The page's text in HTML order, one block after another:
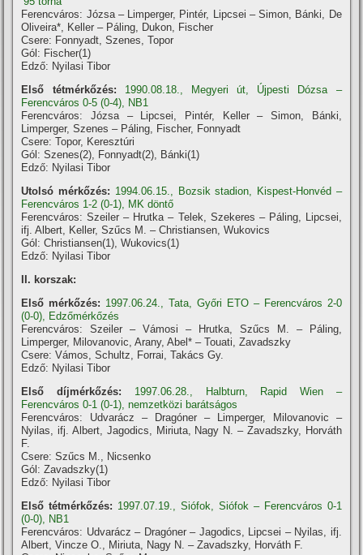
Ferencváros: Józsa – Limperger, Pintér, Lipcsei – Simon, Bánki, De
Oliveira*, Keller – Páling, Dukon, Fischer
Csere: Fonnyadt, Szenes, Topor
Gól: Fischer(1)
Edző: Nyilasi Tibor
Első tétmérkőzés:
1990.08.18., Megyeri út, Újpesti Dózsa –
Ferencváros 0-5 (0-4), NB1
Ferencváros: Józsa – Lipcsei, Pintér, Keller – Simon, Bánki,
Limperger, Szenes – Páling, Fischer, Fonnyadt
Csere: Topor, Keresztúri
Gól: Szenes(2), Fonnyadt(2), Bánki(1)
Edző: Nyilasi Tibor
Utolsó mérkőzés: 1994.06.15., Bozsik stadion, Kispest-Honvéd –
Ferencváros 1-2 (0-1), MK döntő
Ferencváros: Szeiler – Hrutka – Telek, Szekeres – Páling, Lipcsei,
ifj. Albert, Keller, Szűcs M. – Christiansen, Wukovics
Gól: Christiansen(1), Wukovics(1)
Edző: Nyilasi Tibor
II. korszak:
Első mérkőzés: 1997.06.24., Tata, Győri ETO – Ferencváros 2-0
(0-0), Edzőmérkőzés
Ferencváros: Szeiler – Vámosi – Hrutka, Szűcs M. – Páling,
Limperger, Milovanovic, Arany, Abel* – Touati, Zavadszky
Csere: Vámos, Schultz, Forrai, Takács Gy.
Edző: Nyilasi Tibor
Első díjmérkőzés:
1997.06.28., Halbturn, Rapid Wien –
Ferencváros 0-1 (0-1), nemzetközi barátságos
Ferencváros: Udvarácz – Dragóner – Limperger, Milovanovic –
Nyilas, ifj. Albert, Jagodics, Miriuta, Nagy N. – Zavadszky, Horváth
F.
Csere: Szűcs M., Nicsenko
Gól: Zavadszky(1)
Edző: Nyilasi Tibor
Első tétmérkőzés: 1997.07.19., Siófok, Siófok – Ferencváros 0-1
(0-0), NB1
Ferencváros: Udvarácz – Dragóner – Jagodics, Lipcsei – Nyilas, ifj.
Albert, Vincze O., Miriuta, Nagy N. – Zavadszky, Horváth F.